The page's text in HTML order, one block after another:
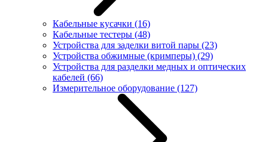
Кабельные кусачки (16)
Кабельные тестеры (48)
Устройства для заделки витой пары (23)
Устройства обжимные (кримперы) (29)
Устройства для разделки медных и оптических
кабелей (66)
Измерительное оборудование (127)